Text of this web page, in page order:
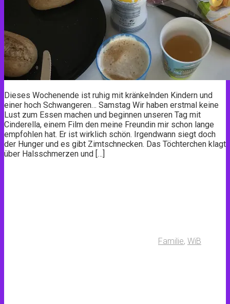
Dieses Wochenende ist ruhig mit kränkelnden Kindern und
einer hoch Schwangeren… Samstag Wir haben erstmal keine
Lust zum Essen machen und beginnen unseren Tag mit
Cinderella, einem Film den meine Freundin mir schon lange
empfohlen hat. Er ist wirklich schön. Irgendwann siegt doch
der Hunger und es gibt Zimtschnecken. Das Töchterchen klagt
über Halsschmerzen und […]
Familie, WiB